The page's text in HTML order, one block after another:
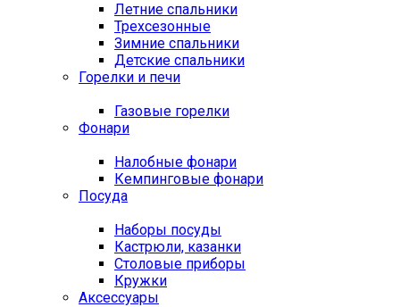
Летние спальники
Трехсезонные
Зимние спальники
Детские спальники
Горелки и печи
Газовые горелки
Фонари
Налобные фонари
Кемпинговые фонари
Посуда
Наборы посуды
Кастрюли, казанки
Столовые приборы
Кружки
Аксессуары